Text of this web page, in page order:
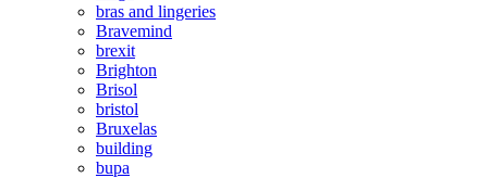
bras and lingeries
Bravemind
brexit
Brighton
Brisol
bristol
Bruxelas
building
bupa